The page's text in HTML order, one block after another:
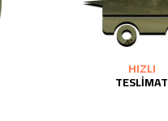
HIZLI
TESLİMAT